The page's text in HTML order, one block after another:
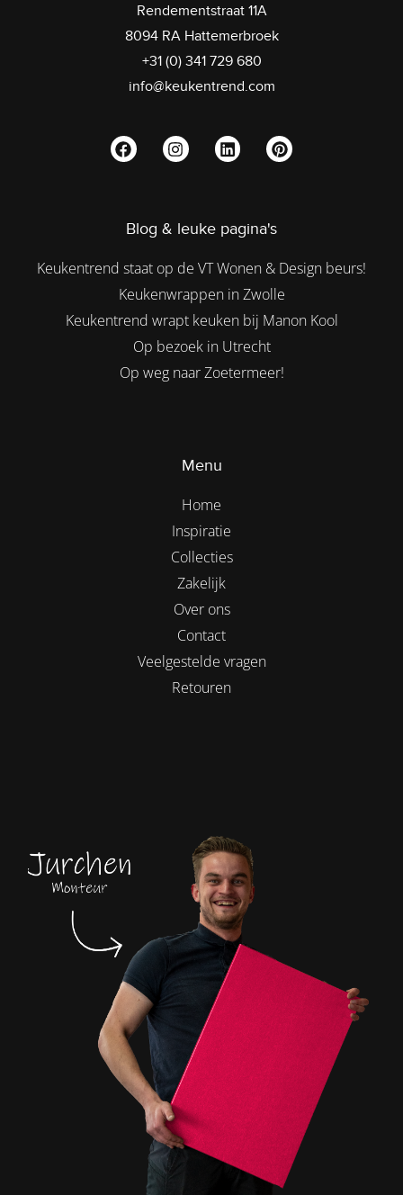
Rendementstraat 11A
8094 RA Hattemerbroek
+31 (0) 341 729 680
info@keukentrend.com
Blog & leuke pagina's
Keukentrend staat op de VT Wonen & Design beurs!
Keukenwrappen in Zwolle
Keukentrend wrapt keuken bij Manon Kool
Op bezoek in Utrecht
Op weg naar Zoetermeer!
Menu
Home
Inspiratie
Collecties
Zakelijk
Over ons
Contact
Veelgestelde vragen
Retouren